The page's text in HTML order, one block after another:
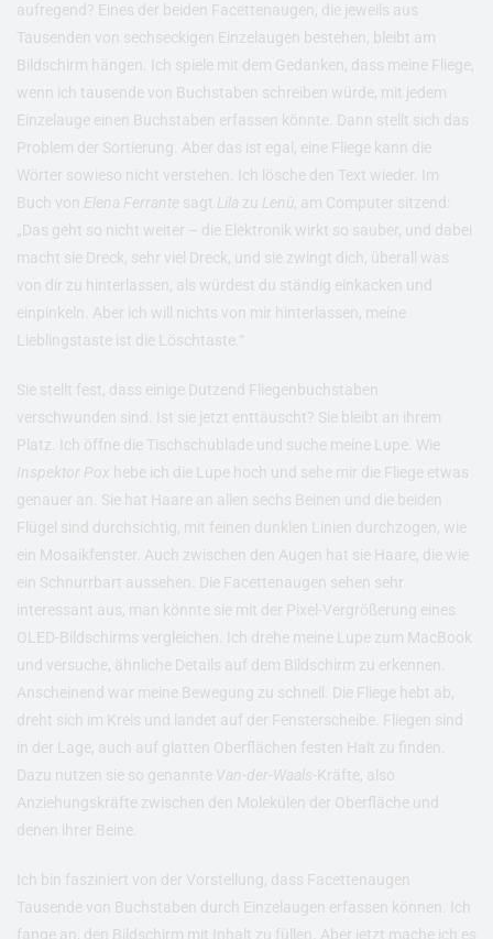
aufregend? Eines der beiden Facettenaugen, die jeweils aus
Tausenden von sechseckigen Einzelaugen bestehen, bleibt am
Bildschirm hängen. Ich spiele mit dem Gedanken, dass meine Fliege,
wenn ich tausende von Buchstaben schreiben würde, mit jedem
Einzelauge einen Buchstaben erfassen könnte. Dann stellt sich das
Problem der Sortierung. Aber das ist egal, eine Fliege kann die
Wörter sowieso nicht verstehen. Ich lösche den Text wieder. Im
Buch von Elena Ferrante sagt Lila zu Lenù, am Computer sitzend:
„Das geht so nicht weiter – die Elektronik wirkt so sauber, und dabei
macht sie Dreck, sehr viel Dreck, und sie zwingt dich, überall was
von dir zu hinterlassen, als würdest du ständig einkacken und
einpinkeln. Aber ich will nichts von mir hinterlassen, meine
Lieblingstaste ist die Löschtaste.“
Sie stellt fest, dass einige Dutzend Fliegenbuchstaben
verschwunden sind. Ist sie jetzt enttäuscht? Sie bleibt an ihrem
Platz. Ich öffne die Tischschublade und suche meine Lupe. Wie
Inspektor Pox hebe ich die Lupe hoch und sehe mir die Fliege etwas
genauer an. Sie hat Haare an allen sechs Beinen und die beiden
Flügel sind durchsichtig, mit feinen dunklen Linien durchzogen, wie
ein Mosaikfenster. Auch zwischen den Augen hat sie Haare, die wie
ein Schnurrbart aussehen. Die Facettenaugen sehen sehr
interessant aus, man könnte sie mit der Pixel-Vergrößerung eines
OLED-Bildschirms vergleichen. Ich drehe meine Lupe zum MacBook
und versuche, ähnliche Details auf dem Bildschirm zu erkennen.
Anscheinend war meine Bewegung zu schnell. Die Fliege hebt ab,
dreht sich im Kreis und landet auf der Fensterscheibe. Fliegen sind
in der Lage, auch auf glatten Oberflächen festen Halt zu finden.
Dazu nutzen sie so genannte Van-der-Waals-Kräfte, also
Anziehungskräfte zwischen den Molekülen der Oberfläche und
denen ihrer Beine.
Ich bin fasziniert von der Vorstellung, dass Facettenaugen
Tausende von Buchstaben durch Einzelaugen erfassen können. Ich
fange an, den Bildschirm mit Inhalt zu füllen. Aber jetzt mache ich es